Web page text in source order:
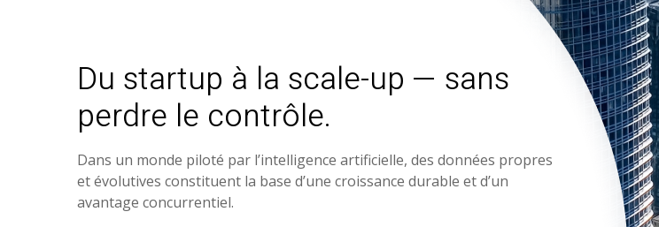
Du startup à la scale-up — sans
perdre le contrôle.
Dans un monde piloté par l’intelligence artificielle, des données propres
et évolutives constituent la base d’une croissance durable et d’un
avantage concurrentiel.